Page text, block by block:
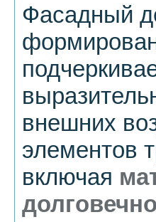
Фасадный
внешних
элементов
включая